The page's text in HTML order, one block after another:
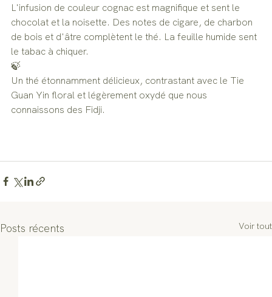
L'infusion de couleur cognac est magnifique et sent le
chocolat et la noisette. Des notes de cigare, de charbon
de bois et d'âtre complètent le thé. La feuille humide sent
le tabac à chiquer.
🍃
Un thé étonnamment délicieux, contrastant avec le Tie
Guan Yin floral et légèrement oxydé que nous
connaissons des Fidji.
Posts récents Voir tout